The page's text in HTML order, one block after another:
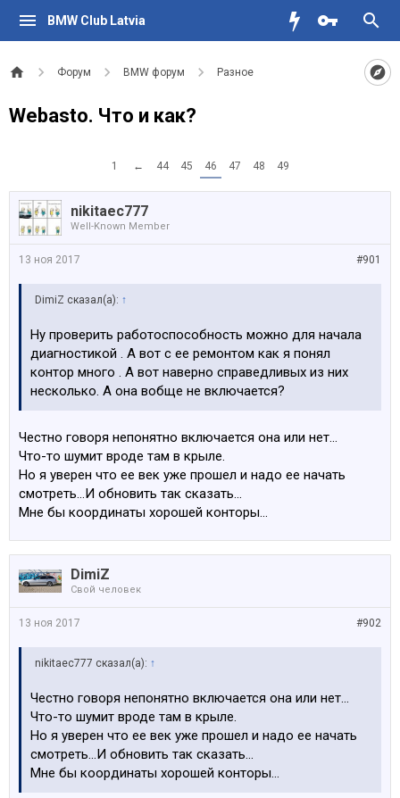
BMW Club Latvia
Форум BMW форум Разное
Webasto. Что и как?
1 ← 44 45 46 47 48 49
nikitaec777
Well-Known Member
#901
13 ноя 2017
DimiZ сказал(а): ↑
Ну проверить работоспособность можно для начала
диагностикой . А вот с ее ремонтом как я понял
контор много . А вот наверно справедливых из них
несколько. А она вобще не включается?
Честно говоря непонятно включается она или нет...
Что-то шумит вроде там в крыле.
Но я уверен что ее век уже прошел и надо ее начать
смотреть...И обновить так сказать...
Мне бы координаты хорошей конторы...
DimiZ
Свой человек
#902
13 ноя 2017
nikitaec777 сказал(а): ↑
Честно говоря непонятно включается она или нет...
Что-то шумит вроде там в крыле.
Но я уверен что ее век уже прошел и надо ее начать
смотреть...И обновить так сказать...
Мне бы координаты хорошей конторы...